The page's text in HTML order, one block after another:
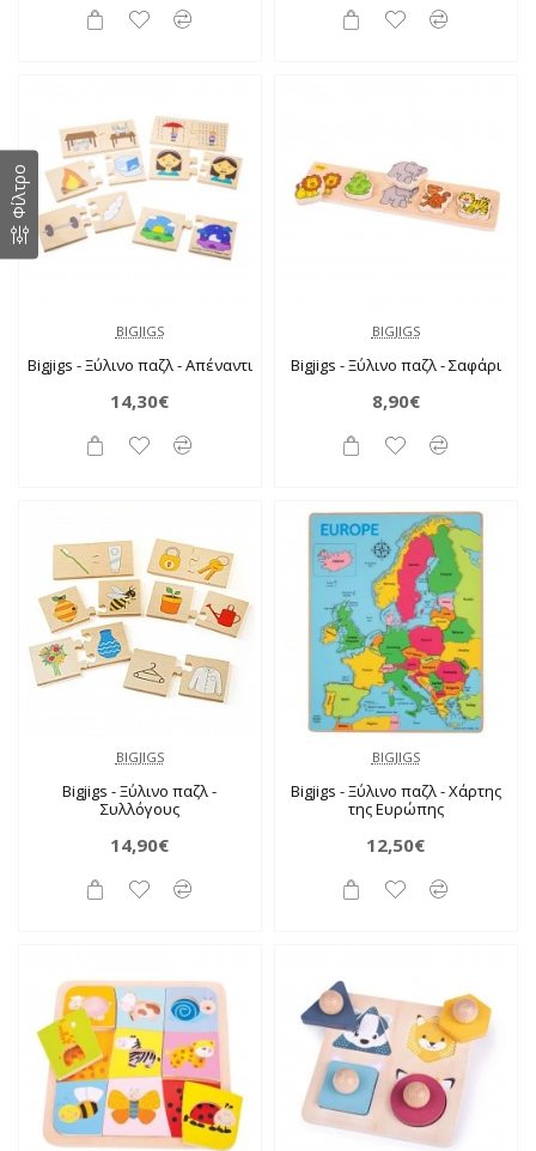
BIGJIGS
Bigjigs - Ξύλινο παζλ - Απέναντι
14,30€
BIGJIGS
Bigjigs - Ξύλινο παζλ - Σαφάρι
8,90€
BIGJIGS
Bigjigs - Ξύλινο παζλ -
Συλλόγους
14,90€
BIGJIGS
Bigjigs - Ξύλινο παζλ - Χάρτης
της Ευρώπης
12,50€
Φίλτρο